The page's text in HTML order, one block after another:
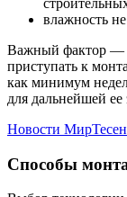
влажность
Важный фактор —
приступать к
как минимум
для дальнейшей ее
Новости МирТесен
Способы